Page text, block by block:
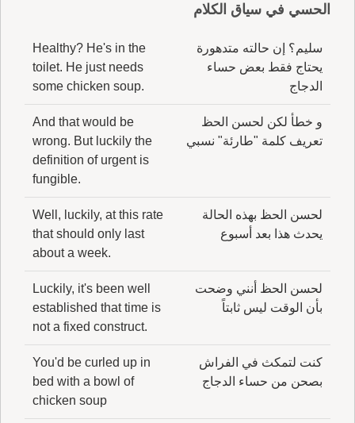
الحسي في سياق الكلام
سليم؟ إن حالته متدهورة
يحتاج فقط بعض حساء
الدجاج
Healthy? He's in the
toilet. He just needs
some chicken soup.
و خطأ لكن لحسن الحظ
تعريف كلمة "طارئة" نسبي
And that would be
wrong. But luckily the
definition of urgent is
fungible.
لحسن الحظ بهذه الحالة
يحدث هذا بعد أسبوع
Well, luckily, at this rate
that should only last
about a week.
لحسن الحظ أنني وضحت
بأن الوقت ليس ثابتاً
Luckily, it's been well
established that time is
not a fixed construct.
كنت لتمكث في الفراش
بصحن من حساء الدجاج
You'd be curled up in
bed with a bowl of
chicken soup